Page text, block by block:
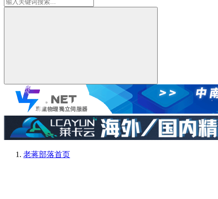
老蒋部落首页